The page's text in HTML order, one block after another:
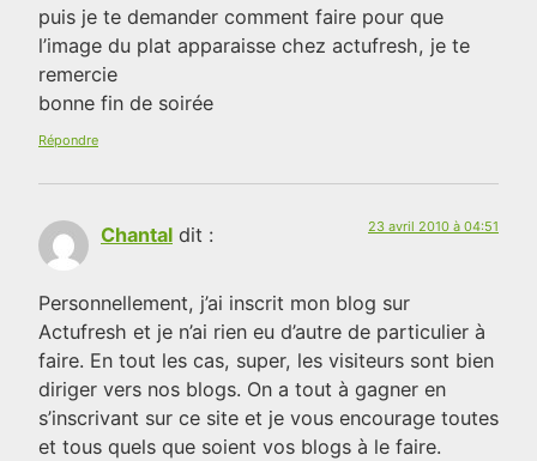
puis je te demander comment faire pour que
l’image du plat apparaisse chez actufresh, je te
remercie
bonne fin de soirée
Répondre
Chantal dit : 23 avril 2010 à 04:51
Personnellement, j’ai inscrit mon blog sur
Actufresh et je n’ai rien eu d’autre de particulier à
faire. En tout les cas, super, les visiteurs sont bien
diriger vers nos blogs. On a tout à gagner en
s’inscrivant sur ce site et je vous encourage toutes
et tous quels que soient vos blogs à le faire.